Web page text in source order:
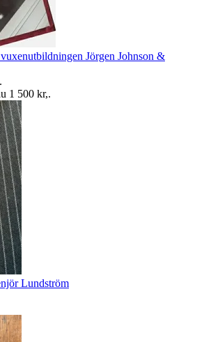
Jörgen Johnson &
.
1 500 kr,.
Lundström